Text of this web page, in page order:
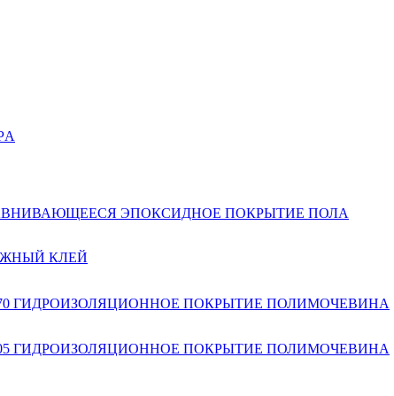
ЭПОКСИДНОЕ ПОКРЫТИЕ ПОЛА
КЛЕЙ
ГИДРОИЗОЛЯЦИОННОЕ ПОКРЫТИЕ ПОЛИМОЧЕВИНА
ГИДРОИЗОЛЯЦИОННОЕ ПОКРЫТИЕ ПОЛИМОЧЕВИНА